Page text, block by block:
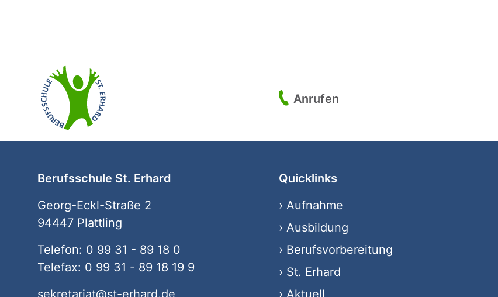
Anrufen
Berufsschule St. Erhard
Georg-Eckl-Straße 2
94447 Plattling
Telefon: 0 99 31 - 89 18 0
Telefax: 0 99 31 - 89 18 19 9
sekretariat@st-erhard.de
Quicklinks
›Aufnahme
›Ausbildung
› Berufsvorbereitung
› St. Erhard
› Aktuell